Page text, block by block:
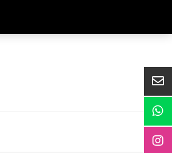
Envíos a todo el país. 5% Dto. efectivo